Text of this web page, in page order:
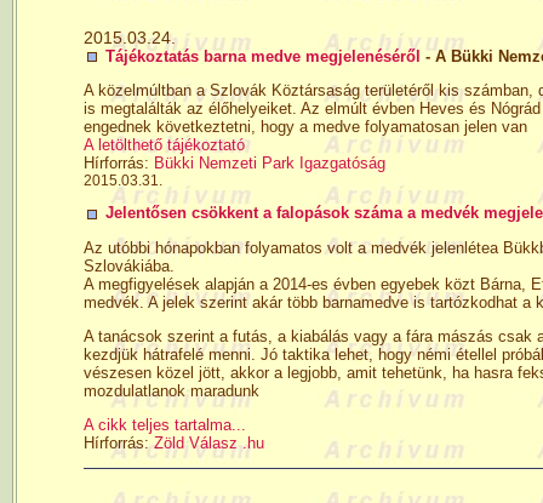
2015.03.24.
Tájékoztatás barna medve megjelenéséről - A Bükki
A közelmúltban a Szlovák Köztársaság területéről kis számban,
is megtalálták az élőhelyeiket. Az elmúlt évben Heves és
engednek következtetni, hogy a medve folyamatosan jelen van
A letölthető tájékoztató
Hírforrás: Bükki Nemzeti Park Igazgatóság
2015.03.31.
Jelentősen csökkent a falopások száma a medvék
Az utóbbi hónapokban folyamatos volt a medvék jelenlétea
Szlovákiába.
A megfigyelések alapján a 2014-es évben egyebek közt Bárna,
medvék. A jelek szerint akár több barnamedve is tartózkodhat a
A tanácsok szerint a futás, a kiabálás vagy a fára mászás
kezdjük hátrafelé menni. Jó taktika lehet, hogy némi étellel
vészesen közel jött, akkor a legjobb, amit tehetünk, ha hasra
mozdulatlanok maradunk
A cikk teljes tartalma...
Hírforrás:Zöld Válasz .hu